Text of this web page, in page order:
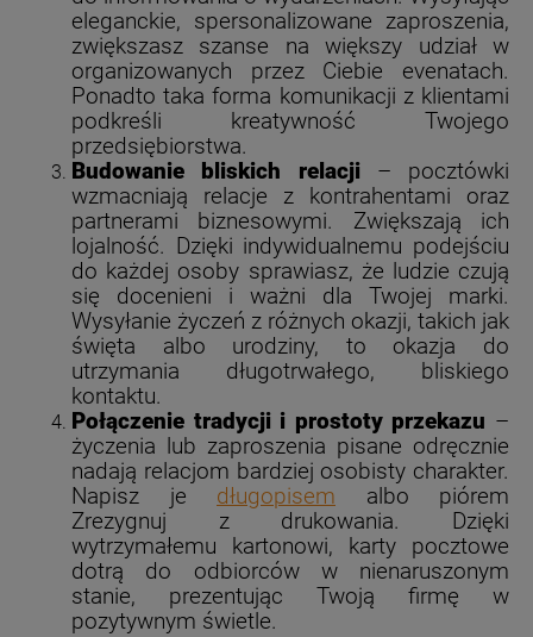
eleganckie, spersonalizowane zaproszenia,
zwiększasz szanse na większy udział w
organizowanych przez Ciebie evenatach.
Ponadto taka forma komunikacji z klientami
podkreśli kreatywność Twojego
przedsiębiorstwa.
Budowanie bliskich relacji– pocztówki
wzmacniają relacje z kontrahentami oraz
partnerami biznesowymi. Zwiększają ich
lojalność. Dzięki indywidualnemu podejściu
do każdej osoby sprawiasz, że ludzie czują
się docenieni i ważni dla Twojej marki.
Wysyłanie życzeń z różnych okazji, takich jak
święta albo urodziny, to okazja do
utrzymania długotrwałego, bliskiego
kontaktu.
Połączenie tradycji i prostoty przekazu –
życzenia lub zaproszenia pisane odręcznie
nadają relacjom bardziej osobisty charakter.
Napisz je długopisem albo piórem
Zrezygnuj z drukowania. Dzięki
wytrzymałemu kartonowi, karty pocztowe
dotrą do odbiorców w nienaruszonym
stanie, prezentując Twoją firmę w
pozytywnym świetle.